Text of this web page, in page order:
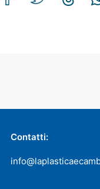
Contatti: